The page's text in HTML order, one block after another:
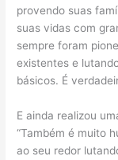
provendo suas
suas vidas com
sempre foram
existentes e
básicos. É
E ainda realizou
“Também é muito
ao seu redor